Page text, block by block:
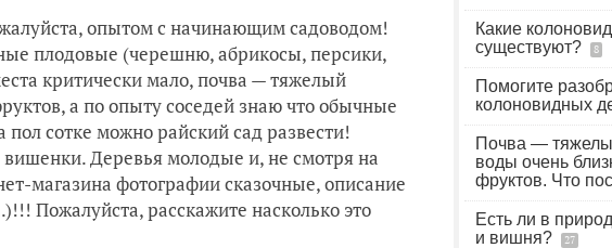
опытом с начинающим садоводом!
плодовые (черешню, абрикосы, персики,
критически мало, почва — тяжелый
а по опыту соседей знаю что обычные
сотке можно райский сад развести!
Деревья молодые и, не смотря на
магазина фотографии сказочные, описание
Пожалуйста, расскажите насколько это
Какие
существуют?
8
Помогите
колоновидных
Почва —
воды очень
фруктов. Что
Есть ли в
и вишня?
27